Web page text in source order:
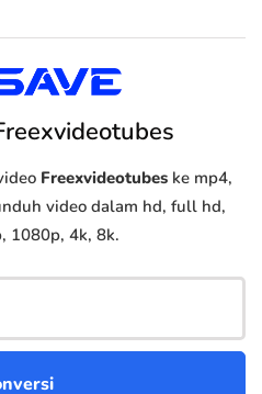
Freexvideotubeske mp4,
video dalam hd, full hd,
1080p, 4k, 8k.